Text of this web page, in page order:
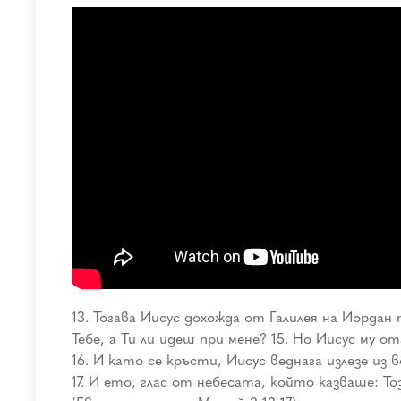
13. Тогава Иисус дохожда от Галилея на
Тебе, а Ти ли идеш при мене? 15. Но Иисус му
16. И като се кръсти, Иисус веднага излезе
17. И ето, глас от небесата, който казваше: